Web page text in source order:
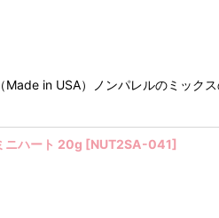
Made in USA）ノンパレルのミック
ニハート 20g [NUT2SA-041]